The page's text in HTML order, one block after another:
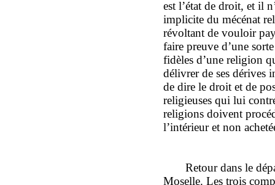
est l’état de droit, et il
implicite du mécénat
révoltant de vouloir
faire preuve d’une
fidèles d’une religion
délivrer de ses dérives
de dire le droit et de
religieuses qui lui
religions doivent
l’intérieur et non
Retour dans le
Moselle. Les trois